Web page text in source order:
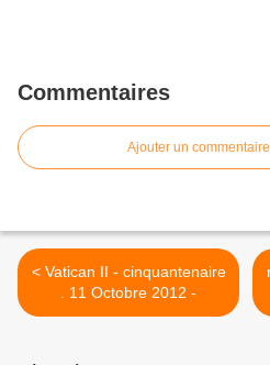
Commentaires
Ajouter un commentaire
< Vatican II - cinquantenaire
. 11 Octobre 2012 -